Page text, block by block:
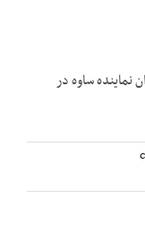
نماینده ساوه در